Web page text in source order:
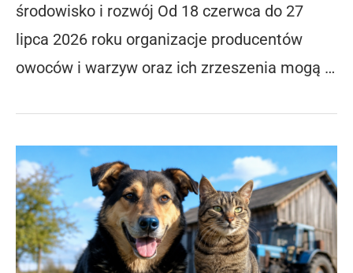
środowisko i rozwój Od 18 czerwca do 27
lipca 2026 roku organizacje producentów
owoców i warzyw oraz ich zrzeszenia mogą …